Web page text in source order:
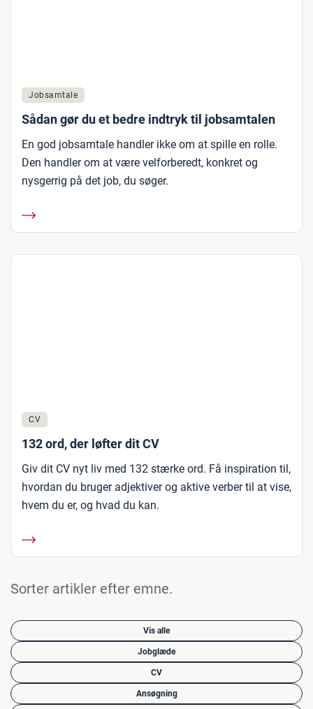
Jobsamtale
Sådan gør du et bedre indtryk til jobsamtalen
En god jobsamtale handler ikke om at spille en rolle.
Den handler om at være velforberedt, konkret og
nysgerrig på det job, du søger.
CV
132 ord, der løfter dit CV
Giv dit CV nyt liv med 132 stærke ord. Få inspiration til,
hvordan du bruger adjektiver og aktive verber til at vise,
hvem du er, og hvad du kan.
Sorter artikler efter emne.
Vis alle
Jobglæde
CV
Ansøgning